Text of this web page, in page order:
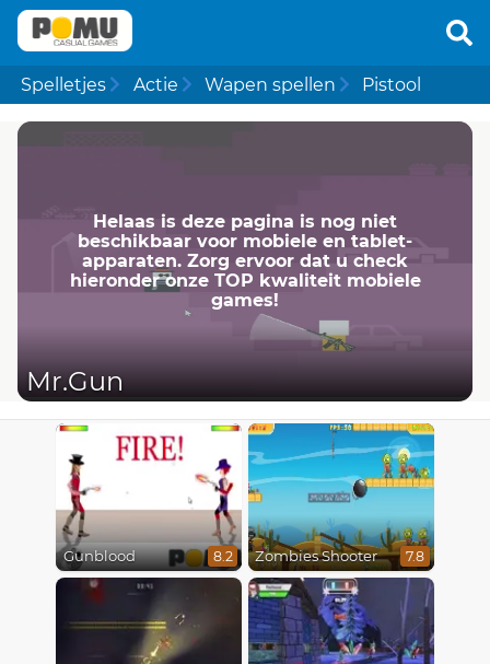
Spelletjes Actie Wapen spellen Pistool
Helaas is deze pagina is nog niet
beschikbaar voor mobiele en tablet-
apparaten. Zorg ervoor dat u check
hieronder onze TOP kwaliteit mobiele
games!
Mr.Gun
Gunblood 8.2 Zombies Shooter 7.8